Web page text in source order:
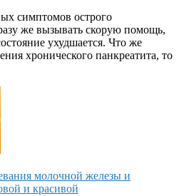
симптомов острого
же вызывать скорую помощь,
ухудшается. Что же
хронического панкреатита, то
молочной железы и
и красивой